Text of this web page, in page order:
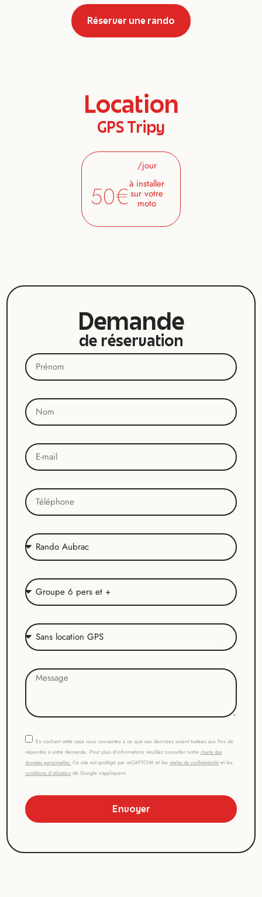
Réserver une rando
Location
GPS Tripy
50€
/jour
à installer
sur votre
moto
Demande
de réservation
En cochant cette case vous consentez à ce que ces données soient traitées aux fins de
répondre à votre demande. Pour plus d’informations veuillez consulter notrecharte des
données personnelles. Ce site est protégé par reCAPTCHA et lesrègles de confidentialité et les
conditions d’utilisation de Google s’appliquent.
Envoyer